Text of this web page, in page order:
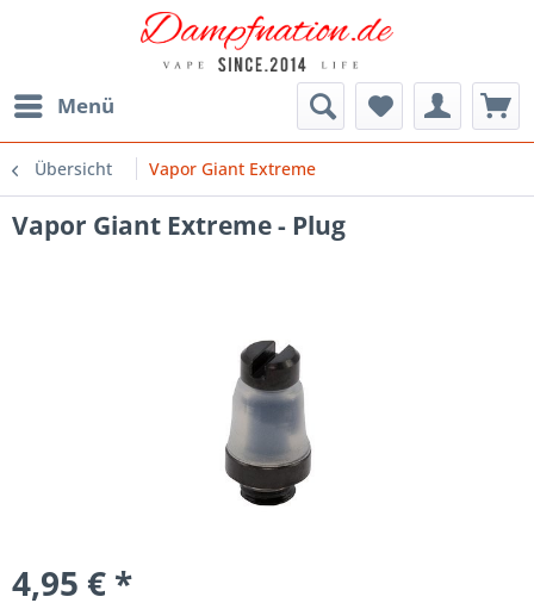
Menü
Übersicht Vapor Giant Extreme
Vapor Giant Extreme - Plug
4,95 € *